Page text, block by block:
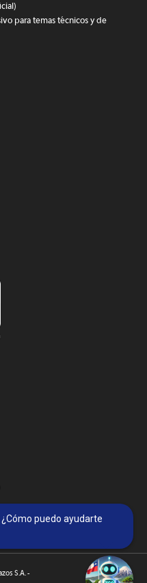
para temas técnicos y de
S.A. -
¿Cómo puedo ayudarte